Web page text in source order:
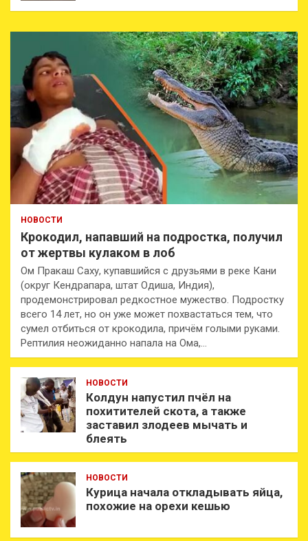
НОВОСТИ
Крокодил, напавший на подростка, получил
от жертвы кулаком в лоб
Ом Пракаш Саху, купавшийся с друзьями в реке Кани
(округ Кендрапара, штат Одиша, Индия),
продемонстрировал редкостное мужество. Подростку
всего 14 лет, но он уже может похвастаться тем, что
сумел отбиться от крокодила, причём голыми руками.
Рептилия неожиданно напала на Ома,…
НОВОСТИ
Колдун напустил пчёл на
похитителей скота, а также
заставил злодеев мычать и
блеять
НОВОСТИ
Курица начала откладывать яйца,
похожие на орехи кешью